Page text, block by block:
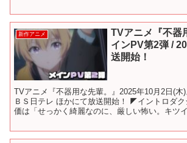
新作アニメ
TVアニメ『不器
インPV第2弾 /
送開始！
TVアニメ『不器用な先輩。』2025年10月2日(木
ＢＳ日テレ ほかにて放送開始！ ◤イントロダ
価は「せっかく綺麗なのに、厳しい怖い。キツ